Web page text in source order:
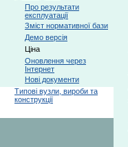
Про результати
експлуатації
Зміст нормативної бази
Демо версія
Ціна
Оновлення через
Інтернет
Нові документи
Типові вузли, вироби та
конструкції